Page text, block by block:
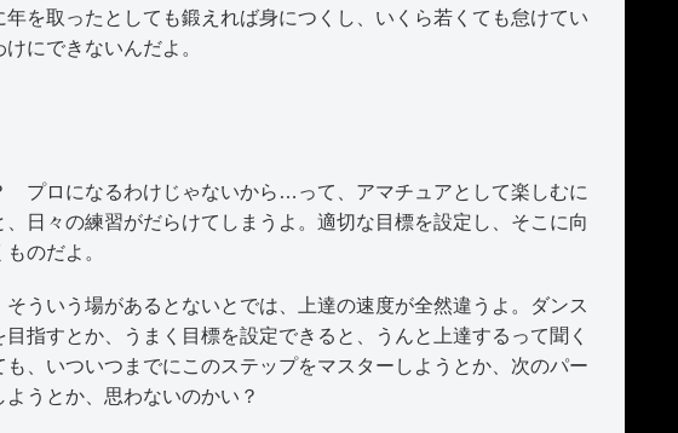
を取ったとしても鍛えれば身につくし、いくら若くても怠けてい
にできないんだよ。
プロになるわけじゃないから…って、アマチュアとして楽しむに
日々の練習がだらけてしまうよ。適切な目標を設定し、そこに向
のだよ。
ういう場があるとないとでは、上達の速度が全然違うよ。ダンス
指すとか、うまく目標を設定できると、うんと上達するって聞く
、いついつまでにこのステップをマスターしようとか、次のパー
うとか、思わないのかい？